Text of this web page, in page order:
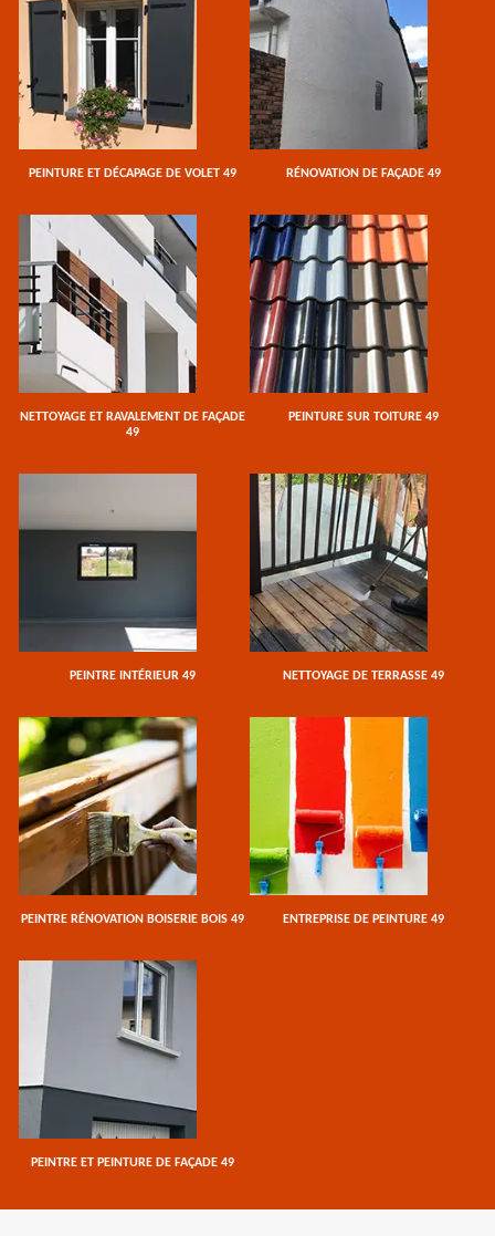
PEINTURE ET DÉCAPAGE DE VOLET 49 RÉNOVATION DE FAÇADE 49
NETTOYAGE ET RAVALEMENT DE FAÇADE
49
PEINTURE SUR TOITURE 49
PEINTRE INTÉRIEUR 49 NETTOYAGE DE TERRASSE 49
PEINTRE RÉNOVATION BOISERIE BOIS 49 ENTREPRISE DE PEINTURE 49
PEINTRE ET PEINTURE DE FAÇADE 49